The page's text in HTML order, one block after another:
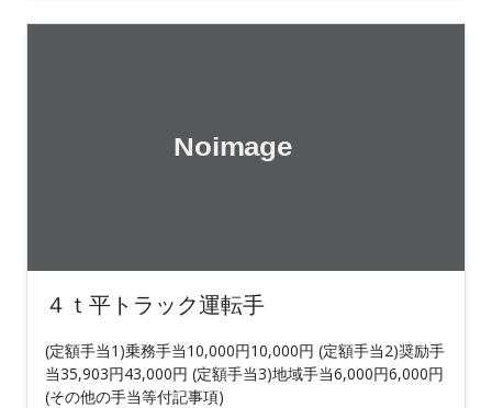
４ｔ平トラック運転手
(定額手当1)乗務手当10,000円10,000円 (定額手当2)奨励手
当35,903円43,000円 (定額手当3)地域手当6,000円6,000円
(その他の手当等付記事項)